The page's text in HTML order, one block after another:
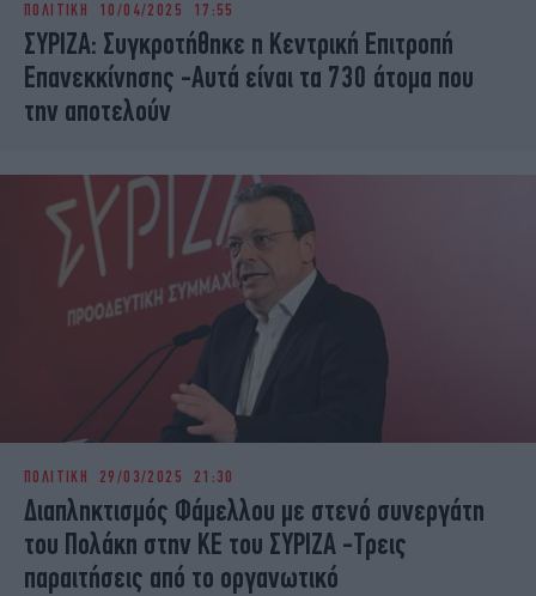
iBOOKS
OSCARS
THE OCEAN
MEDIA
ELAMEFORA
ΠΟΛΙΤΙΚΗ 10/04/2025 17:55
ΣΥΡΙΖΑ: Συγκροτήθηκε η Κεντρική Επιτροπή
Επανεκκίνησης -Αυτά είναι τα 730 άτομα που
την αποτελούν
ΠΟΛΙΤΙΚΗ 29/03/2025 21:30
Διαπληκτισμός Φάμελλου με στενό συνεργάτη
του Πολάκη στην ΚΕ του ΣΥΡΙΖΑ -Τρεις
παραιτήσεις από το οργανωτικό